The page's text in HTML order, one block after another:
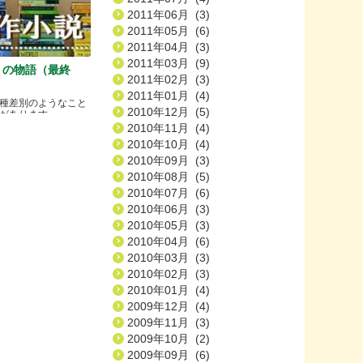
物語（最終
別のようなこと
あります.....
2011年06月 (3)
2011年05月 (6)
2011年04月 (3)
2011年03月 (9)
2011年02月 (3)
2011年01月 (4)
2010年12月 (5)
2010年11月 (4)
2010年10月 (4)
2010年09月 (3)
2010年08月 (5)
2010年07月 (6)
2010年06月 (3)
2010年05月 (3)
2010年04月 (6)
2010年03月 (3)
2010年02月 (3)
2010年01月 (4)
2009年12月 (4)
2009年11月 (3)
2009年10月 (2)
2009年09月 (6)